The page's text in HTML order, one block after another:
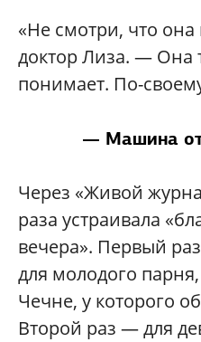
«Не смотри, что
доктор Лиза. — Она
понимает. По-
— Машина
Через «Живой
раза устраивала
вечера». Первый
для молодого
Чечне, у которого
Второй раз — для